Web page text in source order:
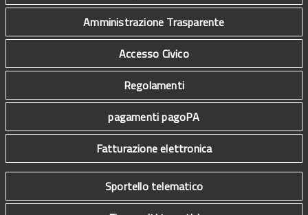
Amministrazione Trasparente
Accesso Civico
Regolamenti
pagamenti pagoPA
Fatturazione elettronica
Sportello telematico